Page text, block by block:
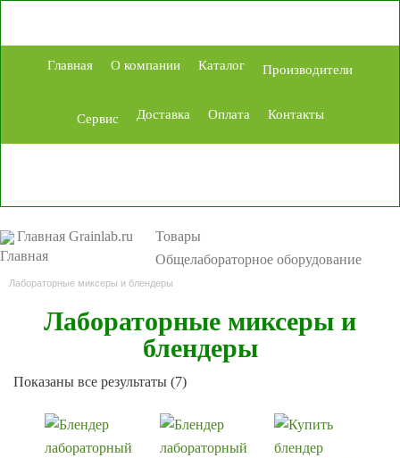
Главная О компании Каталог Производители
Сервис Доставка Оплата Контакты
Главная Grainlab.ru
Товары
Общелабораторное оборудование
Лабораторные миксеры и блендеры
Лабораторные миксеры и
блендеры
Показаны все результаты (7)Сортировка: